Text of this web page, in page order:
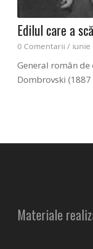
Edilul care a
0 Comentarii / iunie
General român
Dombrovski
Materiale